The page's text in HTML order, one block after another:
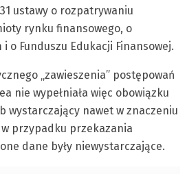
ustawy o rozpatrywaniu
rynku finansowego, o
i o Funduszu Edukacji Finansowej.
„zawieszenia” postępowań
nie wypełniała więc obowiązku
wystarczający nawet w znaczeniu
przypadku przekazania
dane były niewystarczające.